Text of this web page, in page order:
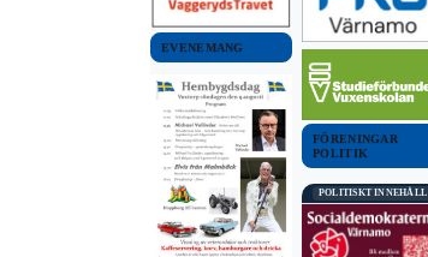
EVENEMANG
FÖRENINGAR
POLITIK
POLITISKT INNEHÅLL